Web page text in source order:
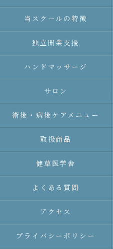
当スクールの特徴
独立開業支援
ハンドマッサージ
サロン
術後・病後ケアメニュー
取扱商品
健草医学舎
よくある質問
アクセス
プライバシーポリシー